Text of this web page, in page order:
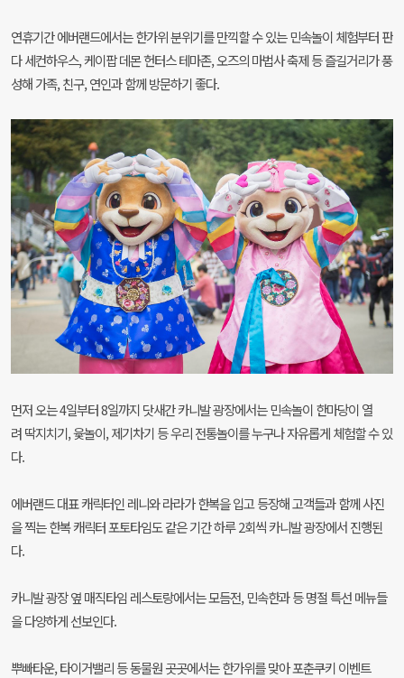
연휴기간 에버랜드에서는 한가위 분위기를 만끽할 수 있는 민속놀이 체험부터 판
다 세컨하우스, 케이팝 데몬 헌터스 테마존, 오즈의 마법사 축제 등 즐길거리가 풍
성해 가족, 친구, 연인과 함께 방문하기 좋다.
먼저 오는 4일부터 8일까지 닷새간 카니발 광장에서는 민속놀이 한마당이 열
려 딱지치기, 윷놀이, 제기차기 등 우리 전통놀이를 누구나 자유롭게 체험할 수 있
다.
에버랜드 대표 캐릭터인 레니와 라라가 한복을 입고 등장해 고객들과 함께 사진
을 찍는 한복 캐릭터 포토타임도 같은 기간 하루 2회씩 카니발 광장에서 진행된
다.
카니발 광장 옆 매직타임 레스토랑에서는 모듬전, 민속한과 등 명절 특선 메뉴들
을 다양하게 선보인다.
뿌빠타운, 타이거밸리 등 동물원 곳곳에서는 한가위를 맞아 포춘쿠키 이벤트